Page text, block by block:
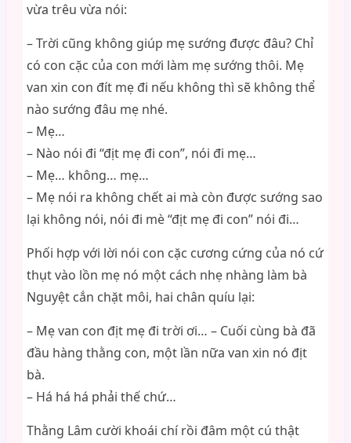
vừa trêu vừa nói:
– Trời cũng không giúp mẹ sướng được đâu? Chỉ
có con cặc của con mới làm mẹ sướng thôi. Mẹ
van xin con đít mẹ đi nếu không thì sẽ không thể
nào sướng đâu mẹ nhé.
– Mẹ…
– Nào nói đi “địt mẹ đi con”, nói đi mẹ…
– Mẹ… không… mẹ…
– Mẹ nói ra không chết ai mà còn được sướng sao
lại không nói, nói đi mè “địt mẹ đi con” nói đi…
Phối hợp với lời nói con cặc cương cứng của nó cứ
thụt vào lồn mẹ nó một cách nhẹ nhàng làm bà
Nguyệt cắn chặt môi, hai chân quíu lại:
– Mẹ van con địt mẹ đi trời ơi… – Cuối cùng bà đã
đầu hàng thằng con, một lần nữa van xin nó địt
bà.
– Há há há phải thế chứ…
Thằng Lâm cười khoái chí rồi đâm một cú thật